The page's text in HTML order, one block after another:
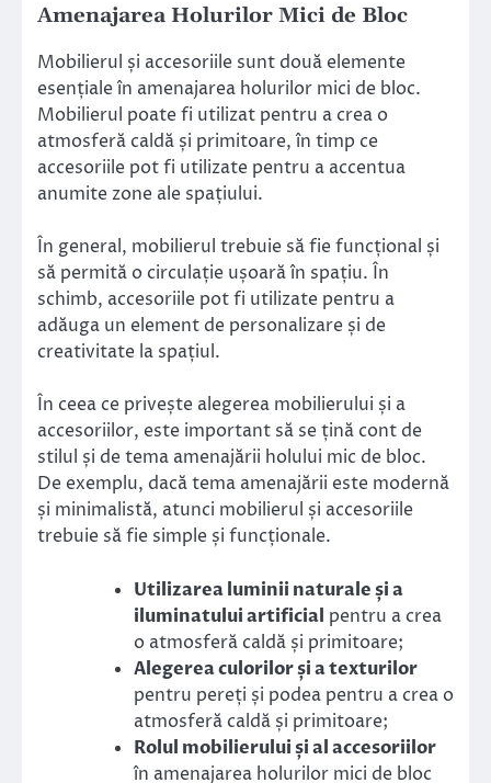
Amenajarea Holurilor Mici de Bloc
Mobilierul și accesoriile sunt două elemente
esențiale în amenajarea holurilor mici de bloc.
Mobilierul poate fi utilizat pentru a crea o
atmosferă caldă și primitoare, în timp ce
accesoriile pot fi utilizate pentru a accentua
anumite zone ale spațiului.
În general, mobilierul trebuie să fie funcțional și
să permită o circulație ușoară în spațiu. În
schimb, accesoriile pot fi utilizate pentru a
adăuga un element de personalizare și de
creativitate la spațiul.
În ceea ce privește alegerea mobilierului și a
accesoriilor, este important să se țină cont de
stilul și de tema amenajării holului mic de bloc.
De exemplu, dacă tema amenajării este modernă
și minimalistă, atunci mobilierul și accesoriile
trebuie să fie simple și funcționale.
Utilizarea luminii naturale și a
iluminatului artificial pentru a crea
o atmosferă caldă și primitoare;
Alegerea culorilor și a texturilor
pentru pereți și podea pentru a crea o
atmosferă caldă și primitoare;
Rolul mobilierului și al accesoriilor
în amenajarea holurilor mici de bloc